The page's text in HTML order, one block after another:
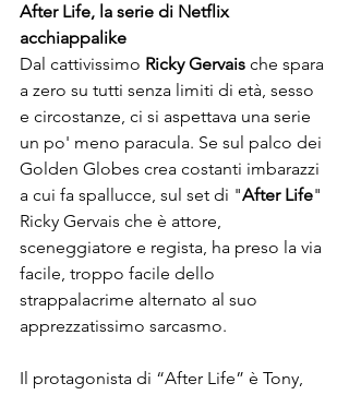
After Life, la serie di Netflix
acchiappalike
Dal cattivissimo Ricky Gervais che spara
a zero su tutti senza limiti di età, sesso
e circostanze, ci si aspettava una serie
un po' meno paracula. Se sul palco dei
Golden Globes crea costanti imbarazzi
a cui fa spallucce, sul set di "After Life"
Ricky Gervais che è attore,
sceneggiatore e regista, ha preso la via
facile, troppo facile dello
strappalacrime alternato al suo
apprezzatissimo sarcasmo.
Il protagonista di “After Life” è Tony,